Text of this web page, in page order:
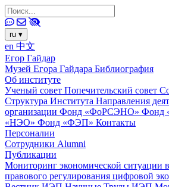
ru ▾
en 中文
Егор Гайдар
Музей Егора Гайдара Библиография
Об институте
Ученый совет Попечительский совет
Структура Института Направления
организации Фонд «ФоРСЭНО» Фонд
«НЭО» Фонд «ФЭП» Контакты
Персоналии
Сотрудники Alumni
Публикации
Мониторинг экономической ситуации
правового регулирования цифровой